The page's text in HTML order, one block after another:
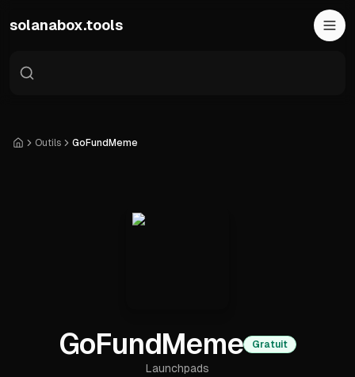
solanabox.tools
AccueilOutils GoFundMeme
GoFundMeme Gratuit
Launchpads